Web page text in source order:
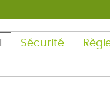
Sécurité